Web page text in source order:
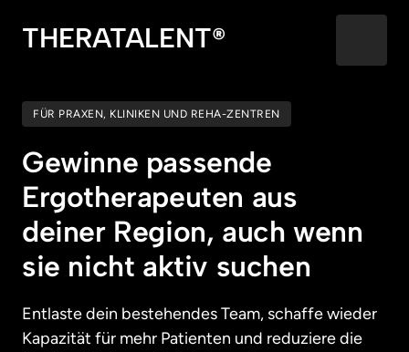
THERATALENT®
FÜR PRAXEN, KLINIKEN UND REHA-ZENTREN
Gewinne passende
Ergotherapeuten aus
deiner Region, auch wenn
sie nicht aktiv suchen
Entlaste dein bestehendes Team, schaffe wieder
Kapazität für mehr Patienten und reduziere die